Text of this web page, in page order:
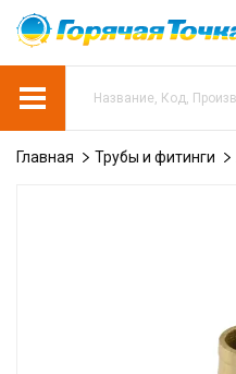
Главная Трубы и фитинги